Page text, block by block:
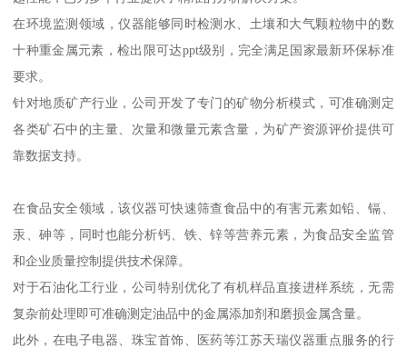
在环境监测领域，仪器能够同时检测水、土壤和大气颗粒物中的数
十种重金属元素，检出限可达ppt级别，完全满足国家最新环保标准
要求。
针对地质矿产行业，公司开发了专门的矿物分析模式，可准确测定
各类矿石中的主量、次量和微量元素含量，为矿产资源评价提供可
靠数据支持。
在食品安全领域，该仪器可快速筛查食品中的有害元素如铅、镉、
汞、砷等，同时也能分析钙、铁、锌等营养元素，为食品安全监管
和企业质量控制提供技术保障。
对于石油化工行业，公司特别优化了有机样品直接进样系统，无需
复杂前处理即可准确测定油品中的金属添加剂和磨损金属含量。
此外，在电子电器、珠宝首饰、医药等江苏天瑞仪器重点服务的行